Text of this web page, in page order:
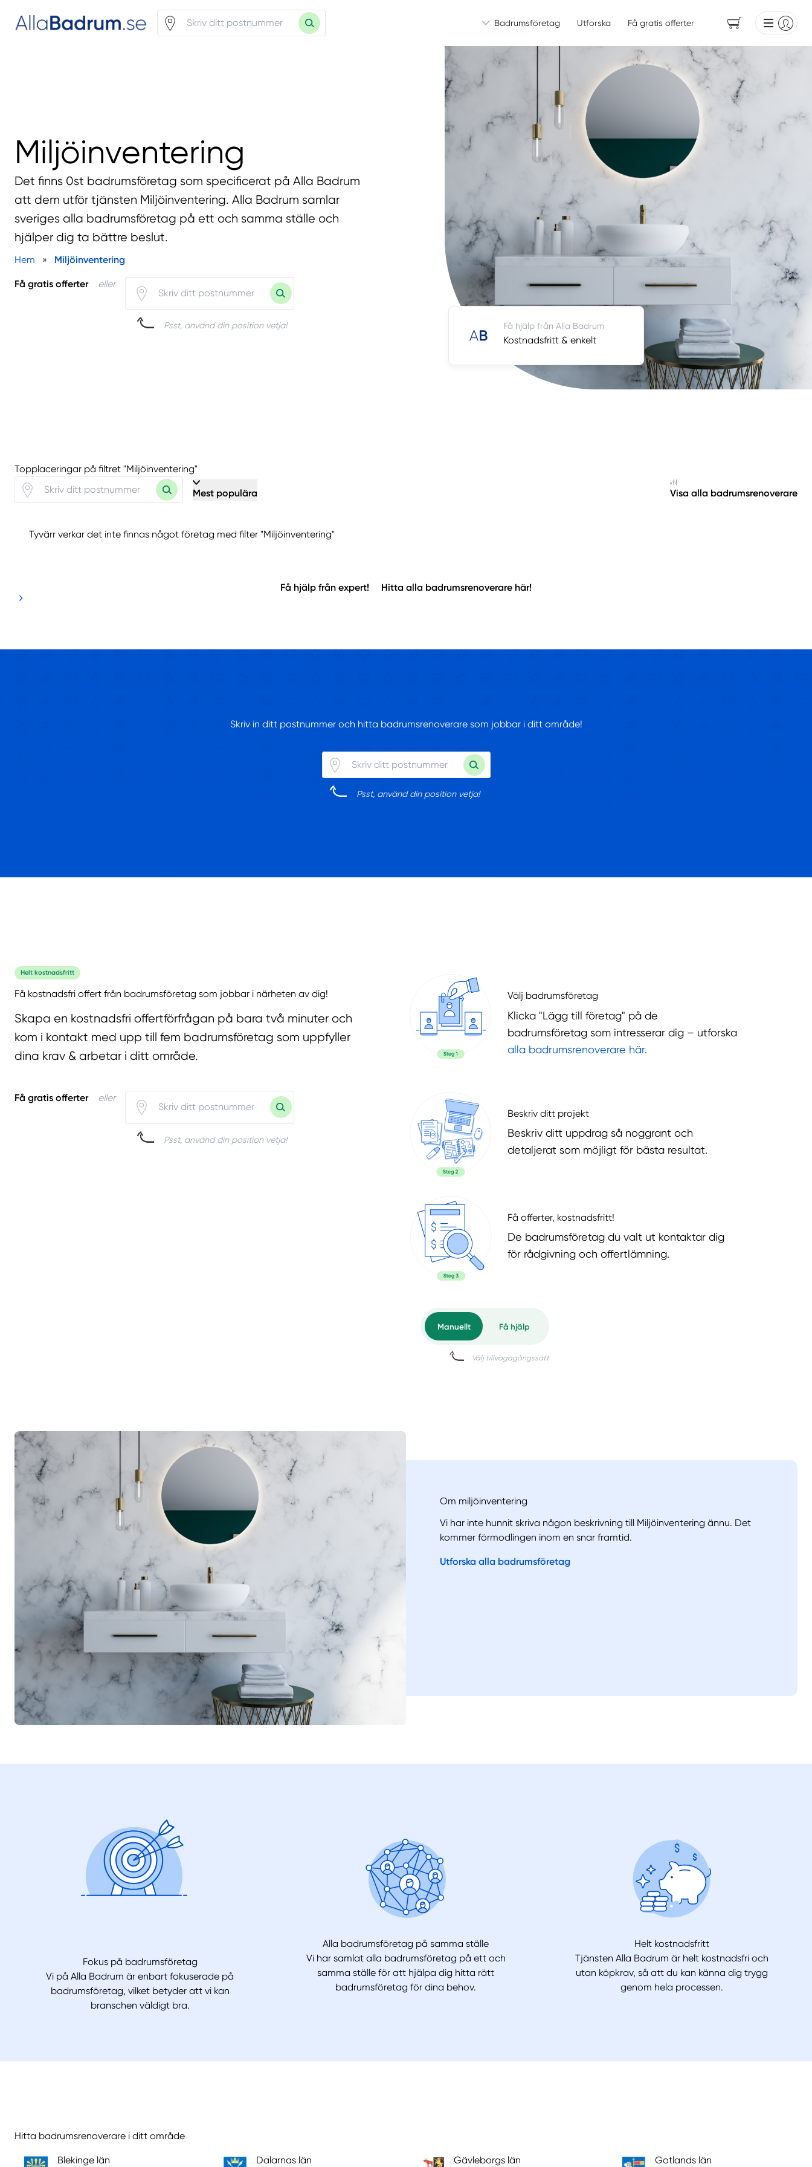
Badrumsföretag Utforska Få gratis offerter
Miljöinventering
Det finns 0st badrumsföretag som specificerat på Alla Badrum
att dem utför tjänsten Miljöinventering. Alla Badrum samlar
sveriges alla badrumsföretag på ett och samma ställe och
hjälper dig ta bättre beslut.
Hem » Miljöinventering
Få gratis offerter eller
Psst, använd din position vetja! Få hjälp från Alla Badrum
Kostnadsfritt & enkelt
Topplaceringar på filtret "Miljöinventering"
Mest populära Visa alla badrumsrenoverare
Tyvärr verkar det inte finnas något företag med filter "Miljöinventering"
Få hjälp från expert! Hitta alla badrumsrenoverare här!
Skriv in ditt postnummer och hitta badrumsrenoverare som jobbar i ditt område!
Psst, använd din position vetja!
Helt kostnadsfritt
Få kostnadsfri offert från badrumsföretag som jobbar i närheten av dig!
Skapa en kostnadsfri offertförfrågan på bara två minuter och
kom i kontakt med upp till fem badrumsföretag som uppfyller
dina krav & arbetar i ditt område.
Få gratis offerter eller
Psst, använd din position vetja!
Välj badrumsföretag
Klicka "Lägg till företag" på de
badrumsföretag som intresserar dig – utforska
alla badrumsrenoverare här.
Beskriv ditt projekt
Beskriv ditt uppdrag så noggrant och
detaljerat som möjligt för bästa resultat.
Få offerter, kostnadsfritt!
De badrumsföretag du valt ut kontaktar dig
för rådgivning och offertlämning.
Manuellt
Om miljöinventering
Vi har inte hunnit skriva någon beskrivning till Miljöinventering ännu. Det
kommer förmodlingen inom en snar framtid.
Utforska alla badrumsföretag
Fokus på badrumsföretag
Vi på Alla Badrum är enbart fokuserade på
badrumsföretag, vilket betyder att vi kan
branschen väldigt bra.
Alla badrumsföretag på samma ställe
Vi har samlat alla badrumsföretag på ett och
samma ställe för att hjälpa dig hitta rätt
badrumsföretag för dina behov.
Helt kostnadsfritt
Tjänsten Alla Badrum är helt kostnadsfri och
utan köpkrav, så att du kan känna dig trygg
genom hela processen.
Hitta badrumsrenoverare i ditt område
Blekinge län Dalarnas län Gävleborgs län Gotlands län